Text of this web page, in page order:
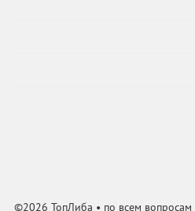
©2026 ТопЛиба • по всем вопросам